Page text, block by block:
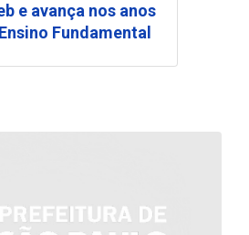
e avança nos anos
Fundamental